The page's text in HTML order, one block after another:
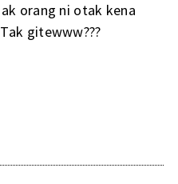
orang ni otak kena
gitewww???